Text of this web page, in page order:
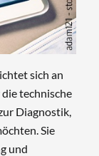
sich an
technische
Diagnostik,
Sie
und